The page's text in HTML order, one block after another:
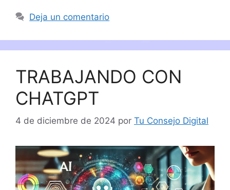
Deja un comentario
TRABAJANDO CON
CHATGPT
4 de diciembre de 2024 por Tu Consejo Digital